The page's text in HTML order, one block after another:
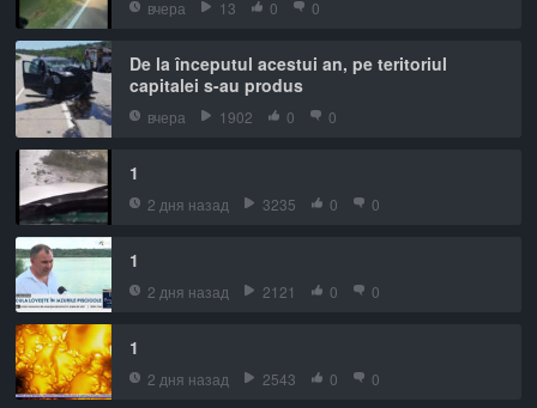
вчера 13 0 0
De la începutul acestui an, pe teritoriul
capitalei s-au produs
вчера 1902 0 0
1
2 дня назад 3235 0 0
1
2 дня назад 2121 0 0
1
2 дня назад 2543 0 0